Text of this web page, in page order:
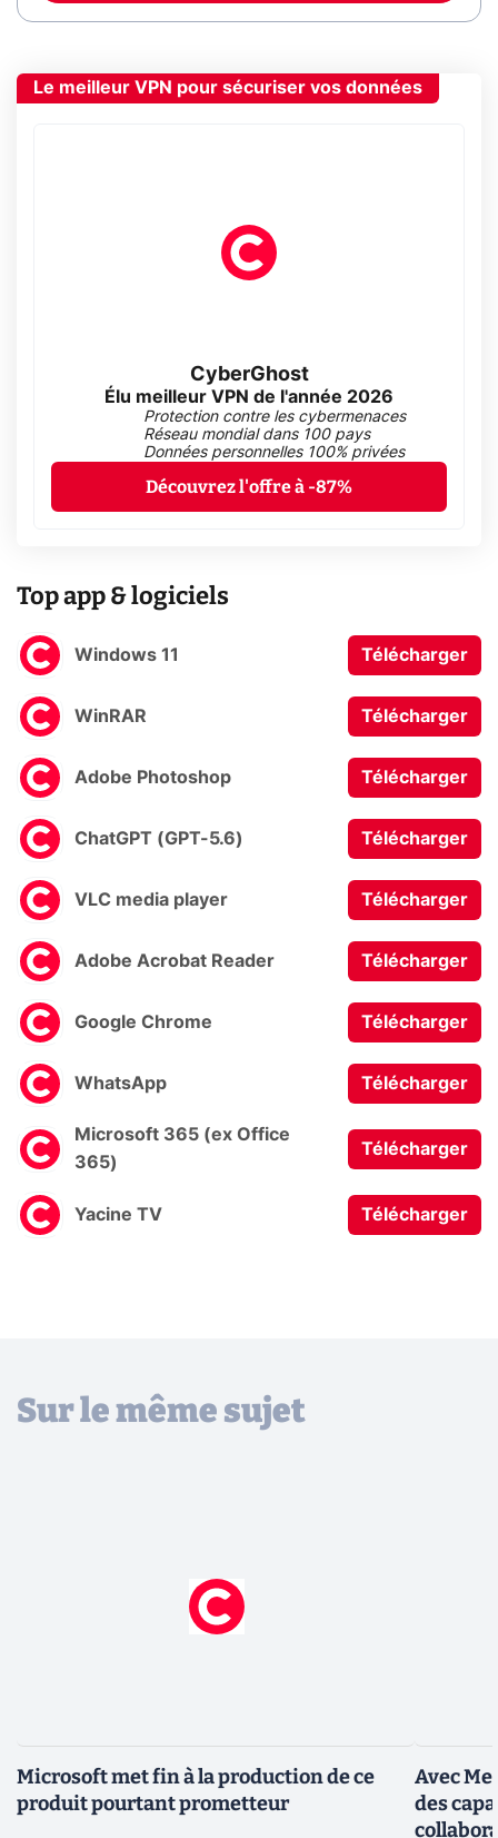
Le meilleur VPN pour sécuriser vos données
CyberGhost
Élu meilleur VPN de l'année 2026
Protection contre les cybermenaces
Réseau mondial dans 100 pays
Données personnelles 100% privées
Découvrez l'offre à -87%
Top app & logiciels
Windows 11 Télécharger
WinRAR Télécharger
Adobe Photoshop Télécharger
ChatGPT (GPT-5.6) Télécharger
VLC media player Télécharger
Adobe Acrobat Reader Télécharger
Google Chrome Télécharger
WhatsApp Télécharger
Microsoft 365 (ex Office
365)
Télécharger
Yacine TV Télécharger
Sur le même sujet
Microsoft met fin à la production de ce
produit pourtant prometteur
Avec
des